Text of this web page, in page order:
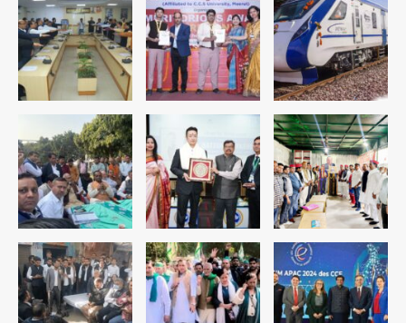
5
रोहित चौधरी गैंग का कुख्यात बदमाश राजस्थान
से गिरफ्तार
Team JHJ
1
पुरा महादेव से बेटियों के स्वास्थ्य और सुरक्षा का
संदेश
Team JHJ
2
अब पहला स्थान हासिल करना लक्ष्य: डीएम
Team JHJ